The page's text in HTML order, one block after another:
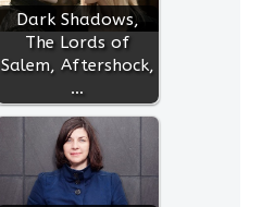
Dark Shadows,
The Lords of
Salem, Aftershock,
…